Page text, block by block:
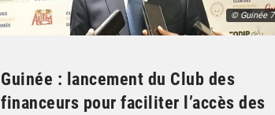
© Guinée 7
Guinée : lancement du Club des
financeurs pour faciliter l’accès des